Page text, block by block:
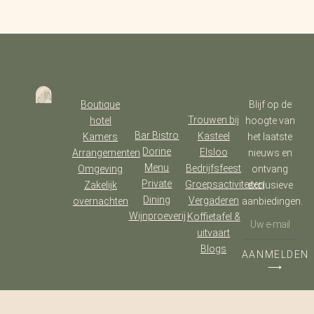
Boutique
hotel
Kamers
Arrangementen
Omgeving
Zakelijk
overnachten
Bar Bistro
Dorine
Menu
Private
Dining
Wijnproeverij
Trouwen bij
Kasteel
Elsloo
Bedrijfsfeest
Groepsactiviteiten
Vergaderen
Koffietafel &
uitvaart
Blogs
Blijf op de
hoogte van
het laatste
nieuws en
ontvang
exclusieve
aanbiedingen.
AANMELDEN
⟶